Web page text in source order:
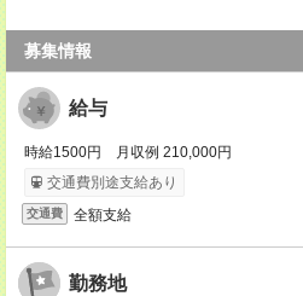
募集情報
給与
時給1500円 月収例 210,000円
交通費別途支給あり
交通費 全額支給
勤務地